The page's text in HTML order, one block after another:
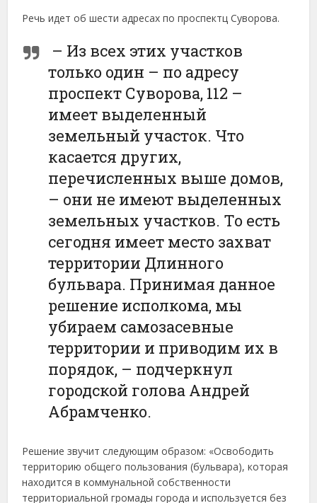
Речь идет об шести адресах по проспектц Суворова.
– Из всех этих участков
только один – по адресу
проспект Суворова, 112 –
имеет выделенный
земельный участок. Что
касается других,
перечисленных выше домов,
– они не имеют выделенных
земельных участков. То есть
сегодня имеет место захват
территории Длинного
бульвара. Принимая данное
решение исполкома, мы
убираем самозасевные
территории и приводим их в
порядок, – подчеркнул
городской голова Андрей
Абрамченко.
Решение звучит следующим образом: «Освободить
территорию общего пользования (бульвара), которая
находится в коммунальной собственности
территориальной громады города и используется без